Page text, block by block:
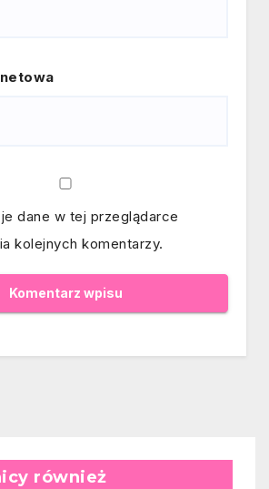
dane w tej przeglądarce
kolejnych komentarzy.
również